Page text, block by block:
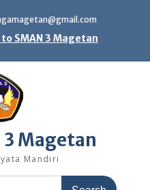
SMAN 3 Magetan
Magetan
Mandiri